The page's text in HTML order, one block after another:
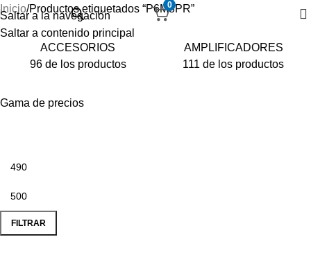
Saltar a la navegación
Saltar a contenido principal
0
Inicio Productos etiquetados “P6M8PR”
ACCESORIOS
96 de los productos
AMPLIFICADORES
111 de los productos
Gama de precios
FILTRAR